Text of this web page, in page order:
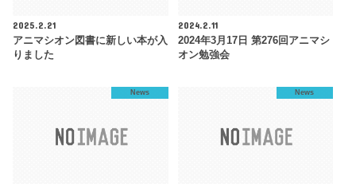
2025.2.21
アニマシオン図書に新しい本が入
りました
2024.2.11
2024年3月17日 第276回アニマシ
オン勉強会
News News